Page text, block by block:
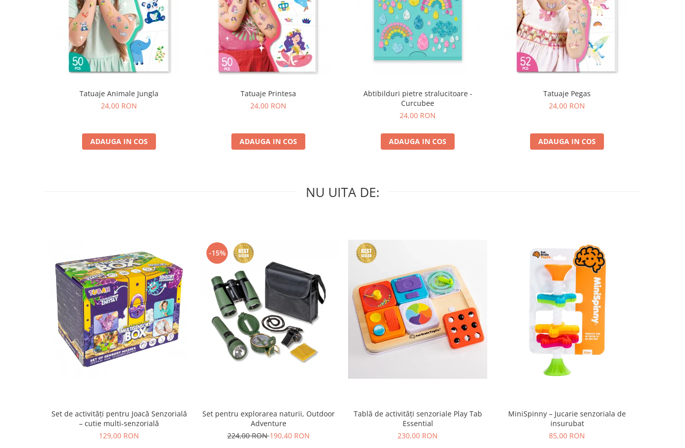
Tatuaje Animale Jungla
24,00 RON
ADAUGA IN COS
Tatuaje Printesa
24,00 RON
ADAUGA IN COS
Abtibilduri pietre stralucitoare -
Curcubee
24,00 RON
ADAUGA IN COS
Tatuaje Pegas
24,00 RON
ADAUGA IN COS
NU UITA DE:
Set de activități pentru Joacă Senzorială
– cutie multi-senzorială
129,00 RON
-15%
Set pentru explorarea naturii, Outdoor
Adventure
224,00 RON190,40 RON
Tablă de activități senzoriale Play Tab
Essential
230,00 RON
MiniSpinny – Jucarie senzoriala de
insurubat
85,00 RON